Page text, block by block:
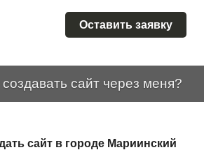
Оставить заявку
сайт через меня?
сайт в городе Мариинский